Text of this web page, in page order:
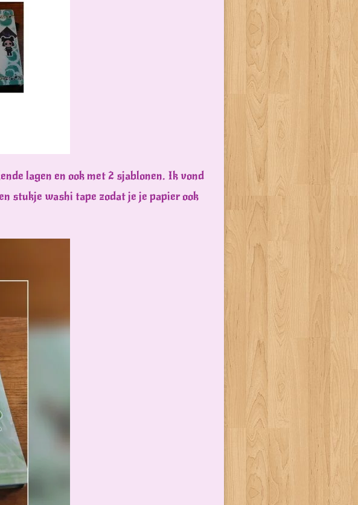
lagen en ook met 2 sjablonen. Ik vond
stukje washi tape zodat je je papier ook